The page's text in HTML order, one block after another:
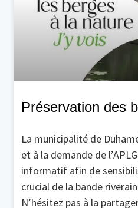
Préservation des
La municipalité de
et à la demande de
informatif afin de
crucial de la bande
N’hésitez pas à la